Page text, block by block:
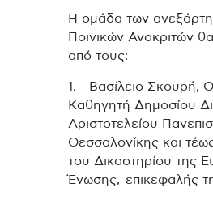
Η ομάδα των
Ποινικών Ανακριτών θα
από τους:
1. Βασίλειο Σκουρή,
Καθηγητή Δημοσίου
Αριστοτελείου
Θεσσαλονίκης και
του Δικαστηρίου της
Ένωσης, επικεφαλής